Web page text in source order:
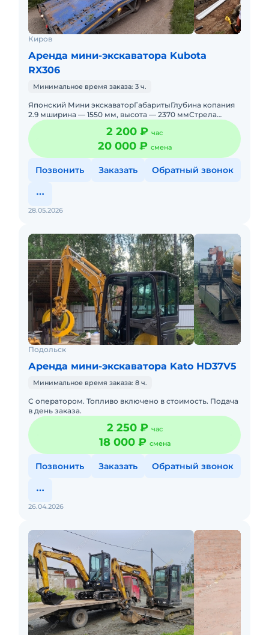
Киров
Аренда мини-экскаватора Kubota
RX306
Минимальное время заказа: 3 ч.
Японский Мини экскаваторГабаритыГлубина копания
2.9 мширина — 1550 мм, высота — 2370 ммСтрела
Робот позволяет работать
2 200 ₽ час
20 000 ₽ смена
Позвонить Заказать Обратный звонок
28.05.2026
Подольск
Аренда мини-экскаватора Kato HD37V5
Минимальное время заказа: 8 ч.
С оператором. Топливо включено в стоимость. Подача
в день заказа.
2 250 ₽ час
18 000 ₽ смена
Позвонить Заказать Обратный звонок
26.04.2026